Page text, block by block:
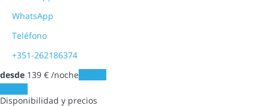
WhatsApp
Teléfono
+351-262186374
desde 139 € /noche
Disponibilidad y precios